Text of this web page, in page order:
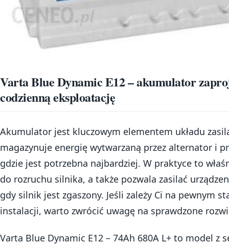
Varta Blue Dynamic E12 – akumulator
codzienną eksploatację
Akumulator jest kluczowym elementem układu
magazynuje energię wytwarzaną przez alternator i
gdzie jest potrzebna najbardziej. W praktyce to
do rozruchu silnika, a także pozwala zasilać
gdy silnik jest zgaszony. Jeśli zależy Ci na pewnym
instalacji, warto zwrócić uwagę na sprawdzone
Varta Blue Dynamic E12 – 74Ah 680A L+ to model z